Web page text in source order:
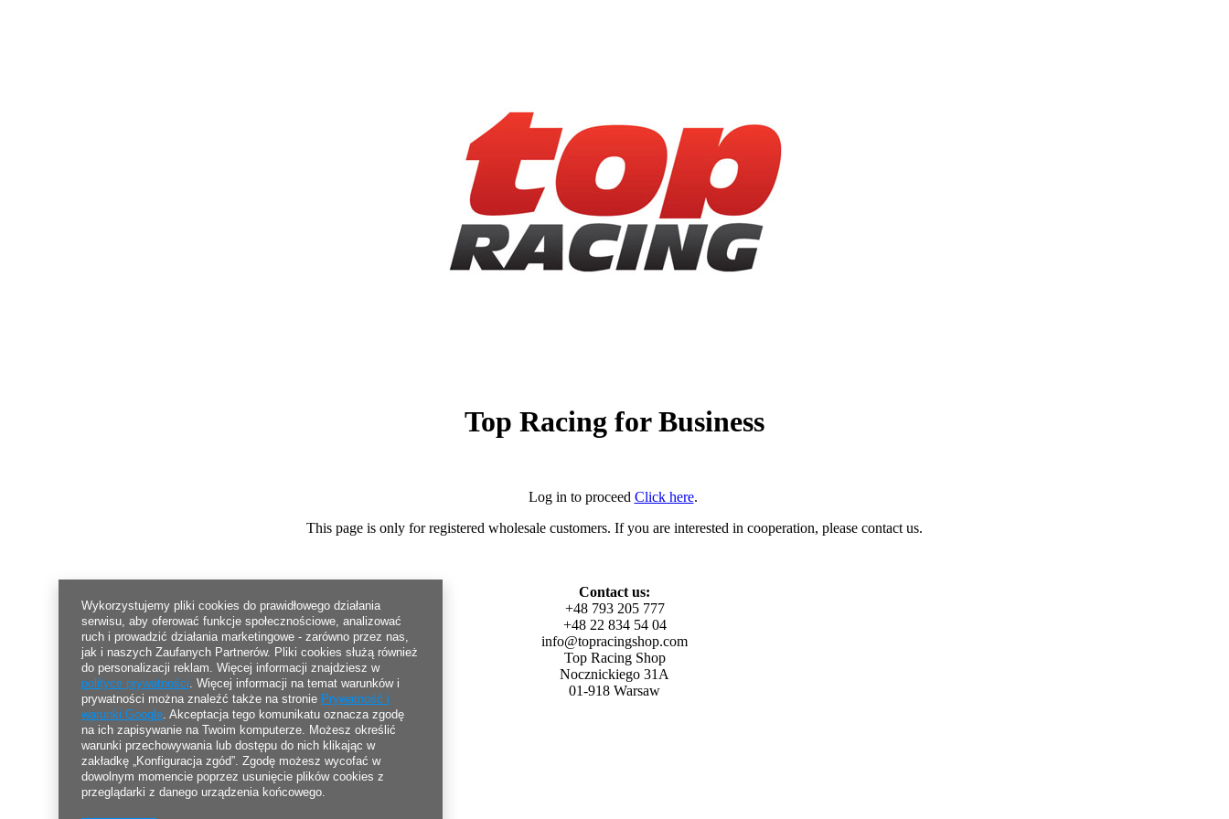
Top Racing for Business
Log in to proceed Click here.
This page is only for registered wholesale customers. If you are interested in cooperation, please contact us.
Contact us:
+48 793 205 777
+48 22 834 54 04
info@topracingshop.com
Top Racing Shop
Nocznickiego 31A
01-918 Warsaw
Wykorzystujemy pliki cookies do prawidłowego działania
serwisu, aby oferować funkcje społecznościowe, analizować
ruch i prowadzić działania marketingowe - zarówno przez nas,
jak i naszych Zaufanych Partnerów. Pliki cookies służą również
do personalizacji reklam. Więcej informacji znajdziesz w
polityce prywatności. Więcej informacji na temat warunków i
prywatności można znaleźć także na stronie Prywatność i
warunki Google. Akceptacja tego komunikatu oznacza zgodę
na ich zapisywanie na Twoim komputerze. Możesz określić
warunki przechowywania lub dostępu do nich klikając w
zakładkę „Konfiguracja zgód”. Zgodę możesz wycofać w
dowolnym momencie poprzez usunięcie plików cookies z
przeglądarki z danego urządzenia końcowego.